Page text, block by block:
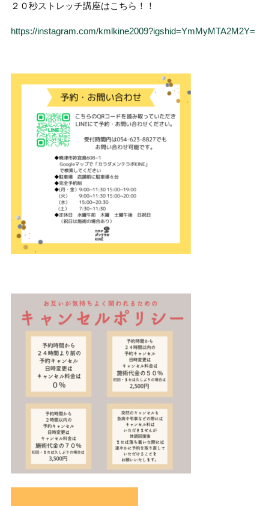
２０秒ストレッチ講座はこちら！！
https://instagram.com/kmlkine2009?igshid=YmMyMTA2M2Y=